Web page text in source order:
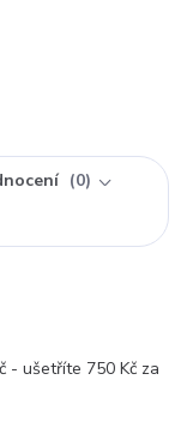
0
- ušetříte 750 Kč za